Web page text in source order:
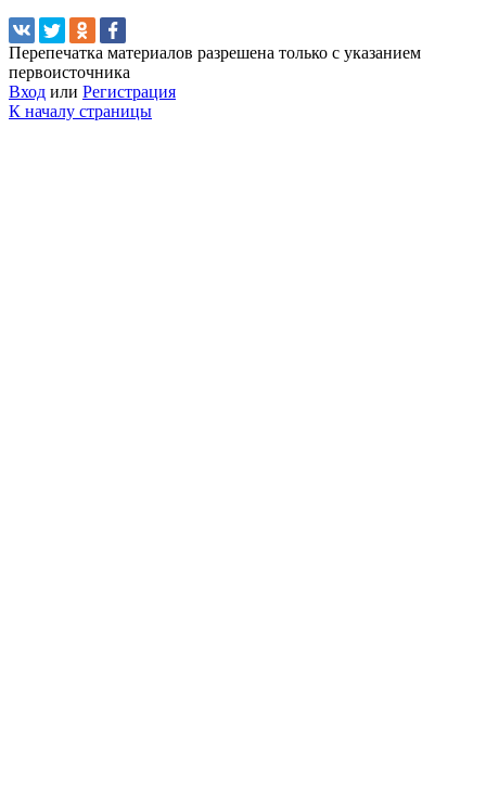
Перепечатка материалов разрешена только с указанием
первоисточника
Вход или Регистрация
К началу страницы